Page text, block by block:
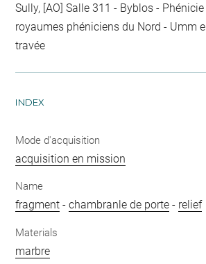
Sully, [AO] Salle 311 - Byblos -
royaumes phéniciens du Nord - Umm
travée
INDEX
Mode d'acquisition
acquisition en mission
Name
fragment -chambranle de porte - relief
Materials
marbre